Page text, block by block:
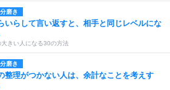
磨き
いらして言い返すと、相手と同じレベルにな
大きい人になる30の方法
磨き
整理がつかない人は、余計なことを考えす